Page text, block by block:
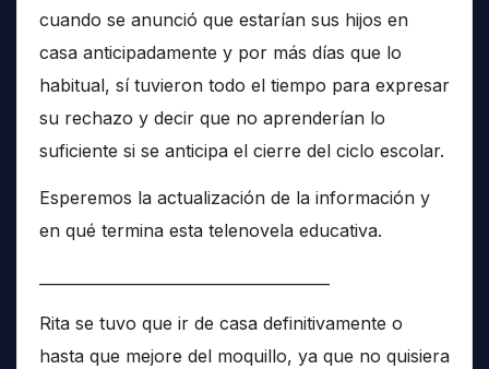
cuando se anunció que estarían sus hijos en
casa anticipadamente y por más días que lo
habitual, sí tuvieron todo el tiempo para expresar
su rechazo y decir que no aprenderían lo
suficiente si se anticipa el cierre del ciclo escolar.
Esperemos la actualización de la información y
en qué termina esta telenovela educativa.
Rita se tuvo que ir de casa definitivamente o
hasta que mejore del moquillo, ya que no quisiera